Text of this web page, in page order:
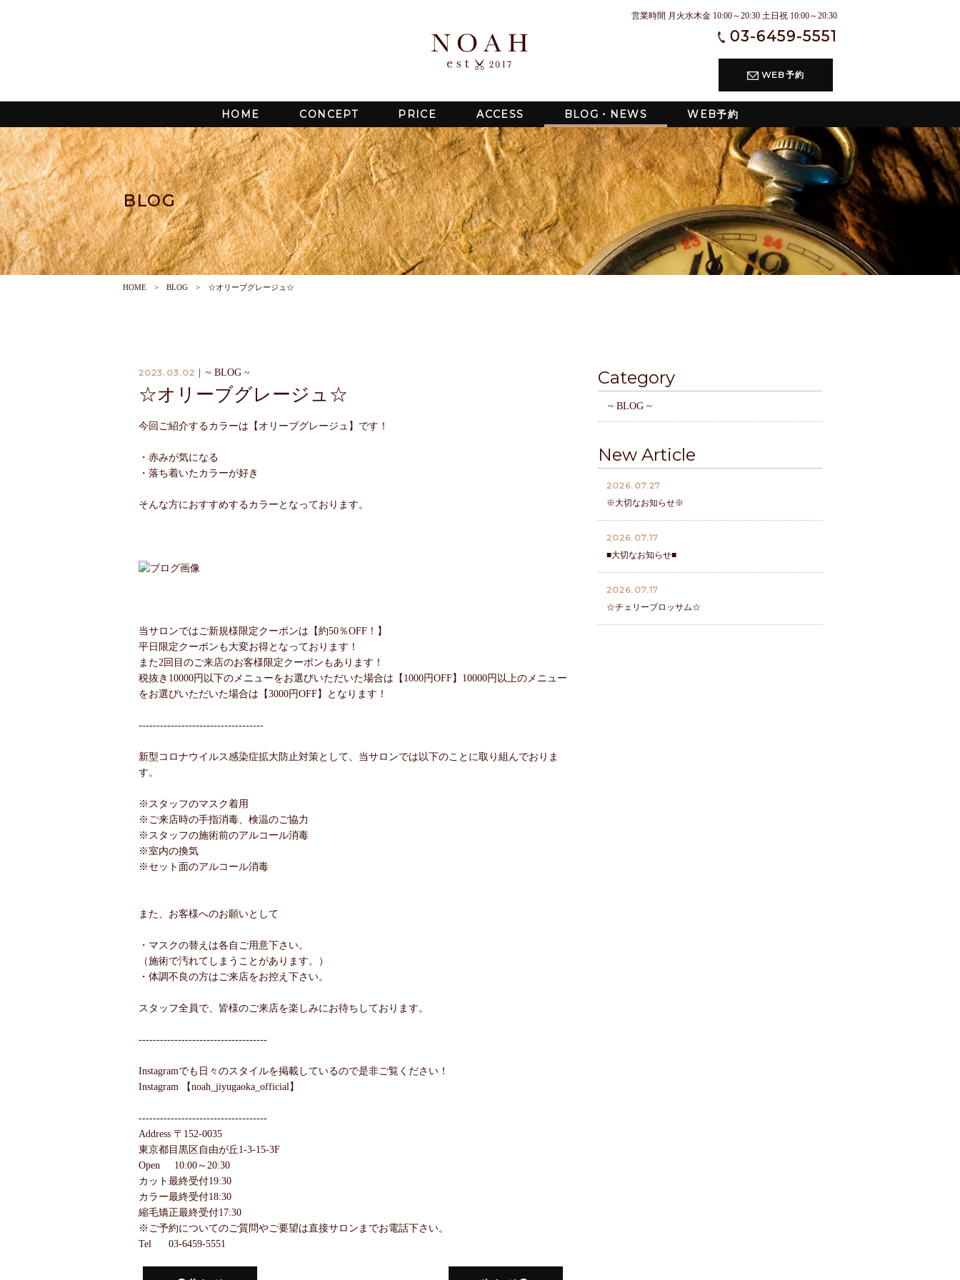
営業時間 月火水木金 10:00～20:30 土日祝 10:00～20:30
03-6459-5551
WEB予約
HOME CONCEPT PRICE ACCESS BLOG・NEWS WEB予約
BLOG
HOME BLOG ☆オリーブグレージュ☆
2023.03.02 ~ BLOG ~
☆オリーブグレージュ☆
今回ご紹介するカラーは【オリーブグレージュ】です！
・赤みが気になる
・落ち着いたカラーが好き
そんな方におすすめするカラーとなっております。
当サロンではご新規様限定クーポンは【約50％OFF！】
平日限定クーポンも大変お得となっております！
また2回目のご来店のお客様限定クーポンもあります！
税抜き10000円以下のメニューをお選びいただいた場合は【1000円OFF】10000円以上のメニュー
をお選びいただいた場合は【3000円OFF】となります！
-----------------------------------
新型コロナウイルス感染症拡大防止対策として、当サロンでは以下のことに取り組んでおりま
す。
※スタッフのマスク着用
※ご来店時の手指消毒、検温のご協力
※スタッフの施術前のアルコール消毒
※室内の換気
※セット面のアルコール消毒
また、お客様へのお願いとして
・マスクの替えは各自ご用意下さい。
（施術で汚れてしまうことがあります。）
・体調不良の方はご来店をお控え下さい。
スタッフ全員で、皆様のご来店を楽しみにお待ちしております。
------------------------------------
Instagramでも日々のスタイルを掲載しているので是非ご覧ください！
Instagram 【noah_jiyugaoka_official】
------------------------------------
Address 〒152-0035
東京都目黒区自由が丘1-3-15-3F
Open 10:00～20:30
カット最終受付19:30
カラー最終受付18:30
縮毛矯正最終受付17:30
※ご予約についてのご質問やご要望は直接サロンまでお電話下さい。
Tel 03-6459-5551
Category
~ BLOG ~
New Article
2026.07.27
※大切なお知らせ※
2026.07.17
■大切なお知らせ■
2026.07.17
☆チェリーブロッサム☆